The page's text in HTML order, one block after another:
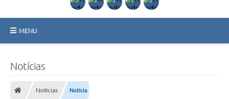
MENU
Licitações / PCA
Notícias
Notícias Notícia